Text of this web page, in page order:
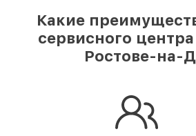
Какие
сервисного
Ростове-на-